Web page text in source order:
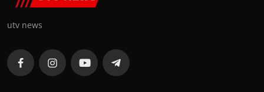
utv news